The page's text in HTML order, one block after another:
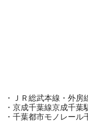
・ＪＲ総武本線・外
・京成千葉線京成千葉
・千葉都市モノレール